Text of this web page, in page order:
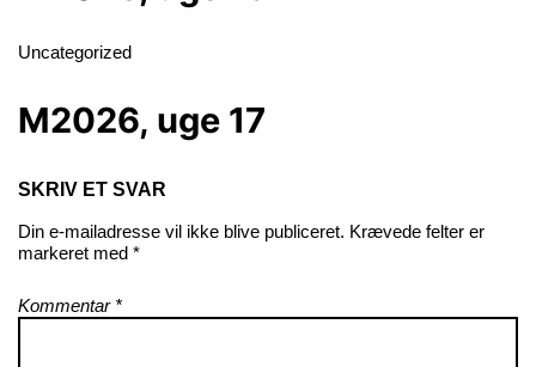
Uncategorized
M2026, uge 17
SKRIV ET SVAR
Din e-mailadresse vil ikke blive publiceret. Krævede felter er
markeret med *
Kommentar *